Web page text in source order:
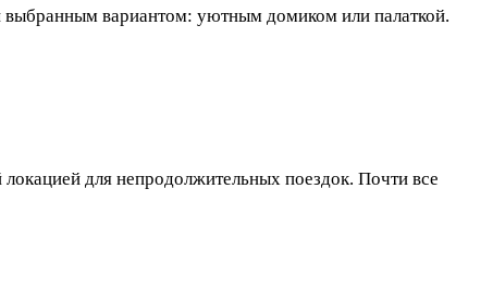
выбранным вариантом: уютным домиком или палаткой.
для непродолжительных поездок. Почти все